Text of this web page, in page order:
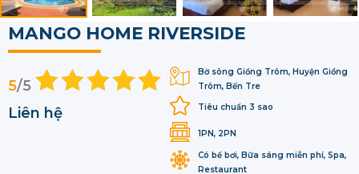
MANGO HOME RIVERSIDE
Bờ sông Giồng Trôm, Huyện Giồng
Trôm, Bến Tre
Tiêu chuẩn 3 sao
1PN, 2PN
Có bể bơi, Bữa sáng miễn phí, Spa,
Restaurant
5/5
Liên hệ